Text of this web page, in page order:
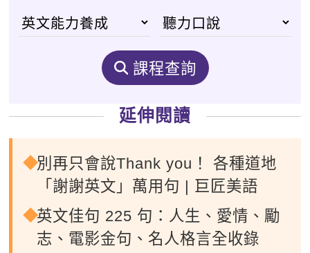
課程查詢
延伸閱讀
別再只會說Thank you！ 各種道地
「謝謝英文」萬用句 | 巨匠美語
英文佳句 225 句：人生、愛情、勵
志、電影金句、名人格言全收錄